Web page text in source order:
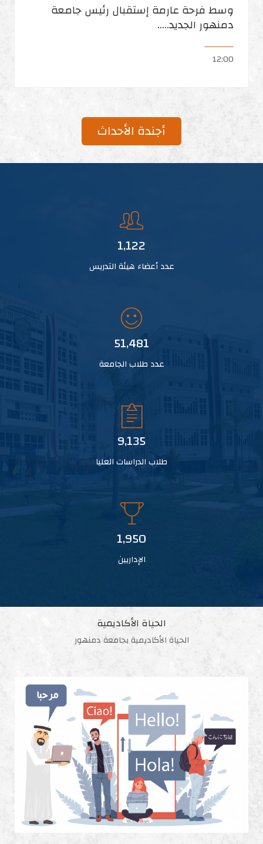
وزير التعليم العالي يتفقد عددًا من
المشروعات الجديدة بجامعة دمنهور بتكلفة
12:00
أجندة الأحداث
1,122
عدد أعضاء هيئة التدريس
51,481
عدد طلاب الجامعة
9,135
طلاب الدراسات العليا
1,950
الإداريين
الحياة الأكاديمية
الحياة الأكاديمية بجامعة دمنهور